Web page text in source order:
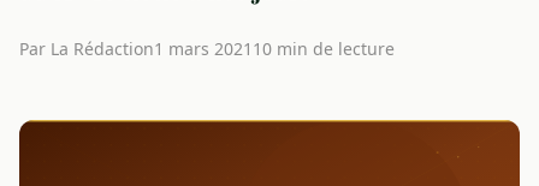
Par La Rédaction1 mars 2021 10 min de lecture